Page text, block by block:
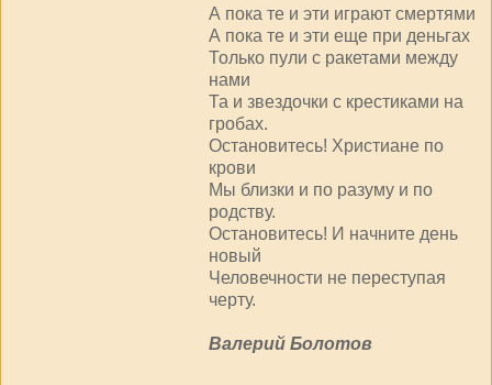
А пока те и эти играют смертями
А пока те и эти еще при деньгах
Только пули с ракетами между
нами
Та и звездочки с крестиками на
гробах.
Остановитесь! Христиане по
крови
Мы близки и по разуму и по
родству.
Остановитесь! И начните день
новый
Человечности не переступая
черту.
Валерий Болотов